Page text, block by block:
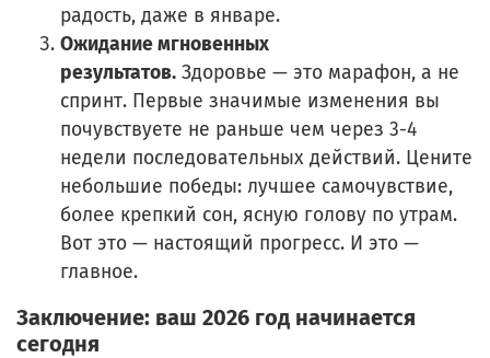
радость, даже в январе.
Ожидание мгновенных
результатов. Здоровье — это марафон, а не
спринт. Первые значимые изменения вы
почувствуете не раньше чем через 3-4
недели последовательных действий. Цените
небольшие победы: лучшее самочувствие,
более крепкий сон, ясную голову по утрам.
Вот это — настоящий прогресс. И это —
главное.
Заключение: ваш 2026 год начинается
сегодня